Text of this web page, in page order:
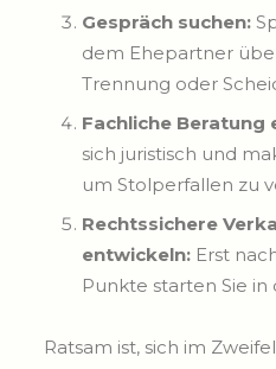
Gespräch suchen:
dem Ehepartner
Trennung oder
Fachliche Beratung
sich juristisch und
um Stolperfallen zu
Rechtssichere
entwickeln: Erst
Punkte starten Sie in
Ratsam ist, sich im